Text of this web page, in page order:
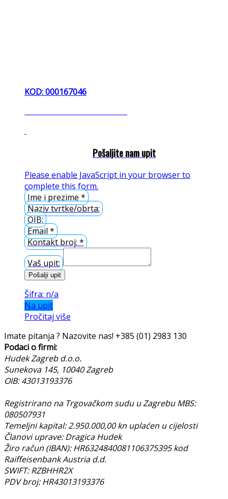
KOD: 000167046
Pošaljite nam upit
Please enable JavaScript in your browser to
complete this form.
Ime i prezime *
Naziv tvrtke/obrta:
OIB:
Email *
Kontakt broj: *
Vaš upit:
Pošalji upit
Šifra: n/a
Na upit
Pročitaj više
Imate pitanja ? Nazovite nas! +385 (01) 2983 130
Podaci o firmi:
Hudek Zagreb d.o.o.
Sunekova 145, 10040 Zagreb
OIB: 43013193376
Registrirano na Trgovačkom sudu u Zagrebu MBS:
080507931
Temeljni kapital: 2.950.000,00 kn uplaćen u cijelosti
Članovi uprave: Dragica Hudek
Žiro račun (IBAN): HR6324840081106375395 kod
Raiffeisenbank Austria d.d.
SWIFT: RZBHHR2X
PDV broj: HR43013193376